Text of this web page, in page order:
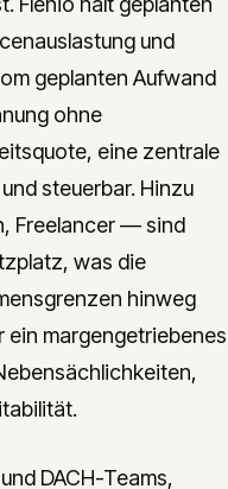
und
geplanten Aufwand
ohne
eine zentrale
steuerbar. Hinzu
Freelancer — sind
was die
hinweg
ein margengetriebenes
DACH-Teams,